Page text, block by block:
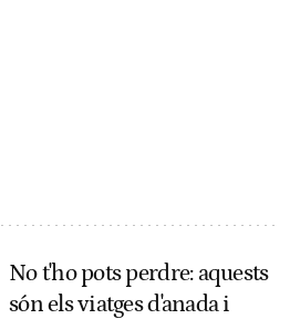
No t'ho pots perdre: aquests
són els viatges d'anada i